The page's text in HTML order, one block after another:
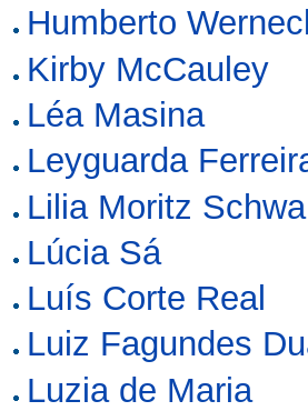
Humberto
Kirby McCauley
Léa Masina
Leyguarda
Lilia Moritz
Lúcia Sá
Luís Corte Real
Luiz Fagundes
Luzia de Maria